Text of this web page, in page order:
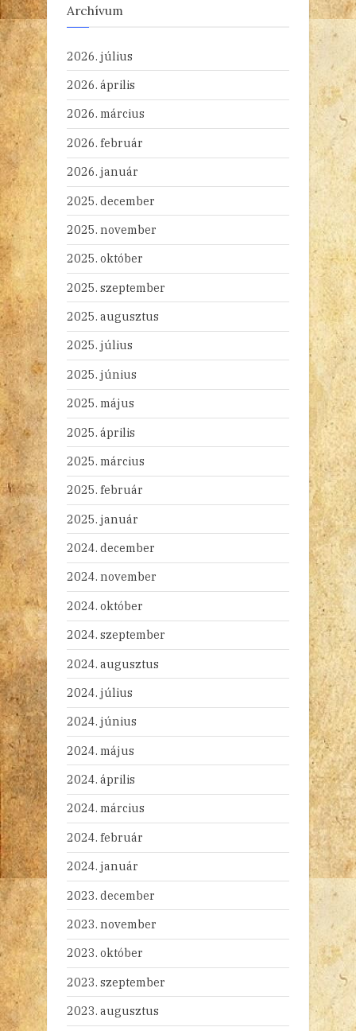
Archívum
2026. július
2026. április
2026. március
2026. február
2026. január
2025. december
2025. november
2025. október
2025. szeptember
2025. augusztus
2025. július
2025. június
2025. május
2025. április
2025. március
2025. február
2025. január
2024. december
2024. november
2024. október
2024. szeptember
2024. augusztus
2024. július
2024. június
2024. május
2024. április
2024. március
2024. február
2024. január
2023. december
2023. november
2023. október
2023. szeptember
2023. augusztus